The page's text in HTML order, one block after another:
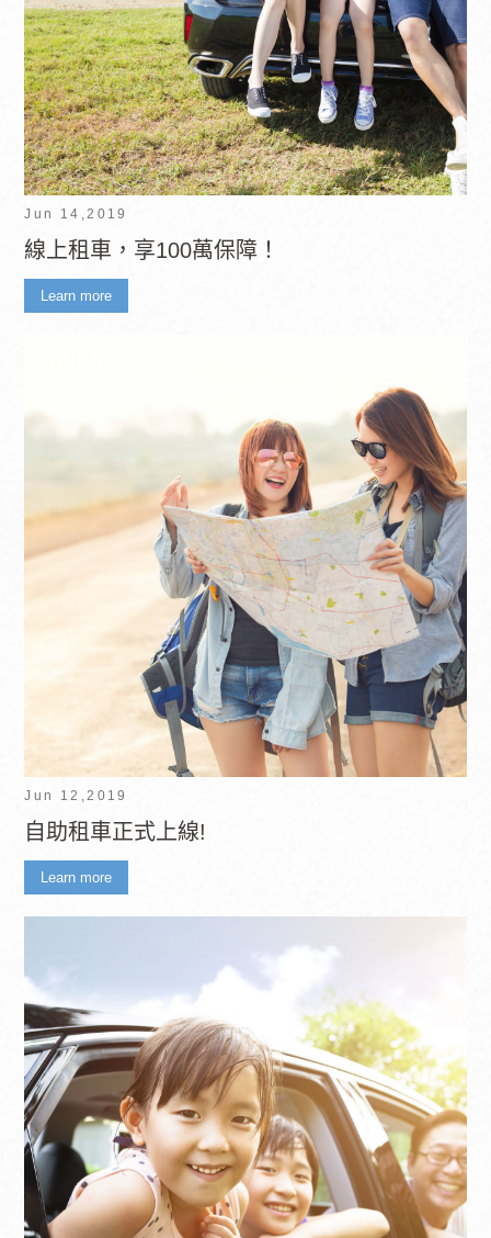
Jun 14,2019
線上租車，享100萬保障！
Learn more
Jun 12,2019
自助租車正式上線!
Learn more